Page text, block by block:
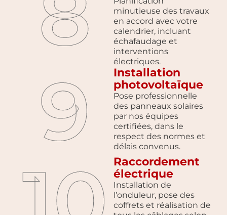
minutieuse des travaux
en accord avec votre
calendrier, incluant
échafaudage et
interventions
électriques.
9
Installation
photovoltaïque
Pose professionnelle
des panneaux solaires
par nos équipes
certifiées, dans le
respect des normes et
délais convenus.
Raccordement
électrique
Installation de
l’onduleur, pose des
coffrets et réalisation de